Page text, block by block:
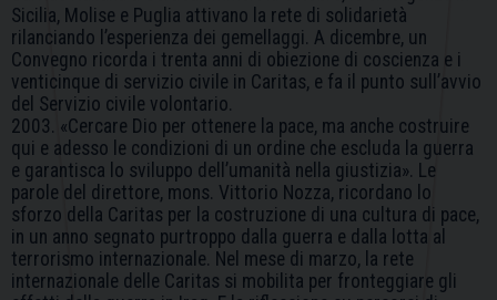
Sicilia, Molise e Puglia attivano la rete di solidarietà
rilanciando l’esperienza dei gemellaggi. A dicembre, un
Convegno ricorda i trenta anni di obiezione di coscienza e i
venticinque di servizio civile in Caritas, e fa il punto sull’avvio
del Servizio civile volontario.
2003. «Cercare Dio per ottenere la pace, ma anche costruire
qui e adesso le condizioni di un ordine che escluda la guerra
e garantisca lo sviluppo dell’umanità nella giustizia». Le
parole del direttore, mons. Vittorio Nozza, ricordano lo
sforzo della Caritas per la costruzione di una cultura di pace,
in un anno segnato purtroppo dalla guerra e dalla lotta al
terrorismo internazionale. Nel mese di marzo, la rete
internazionale delle Caritas si mobilita per fronteggiare gli